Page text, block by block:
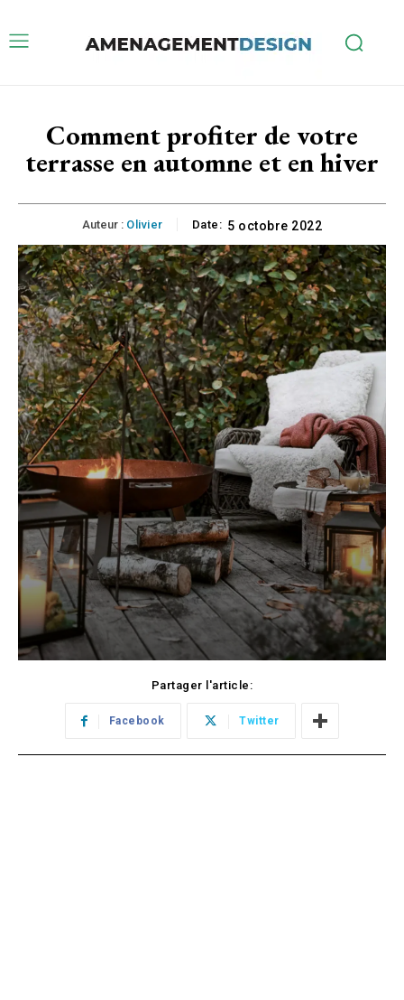
Comment profiter de votre
terrasse en automne et en hiver
Auteur : Olivier Date: 5 octobre 2022
Partager l'article:
Facebook Twitter